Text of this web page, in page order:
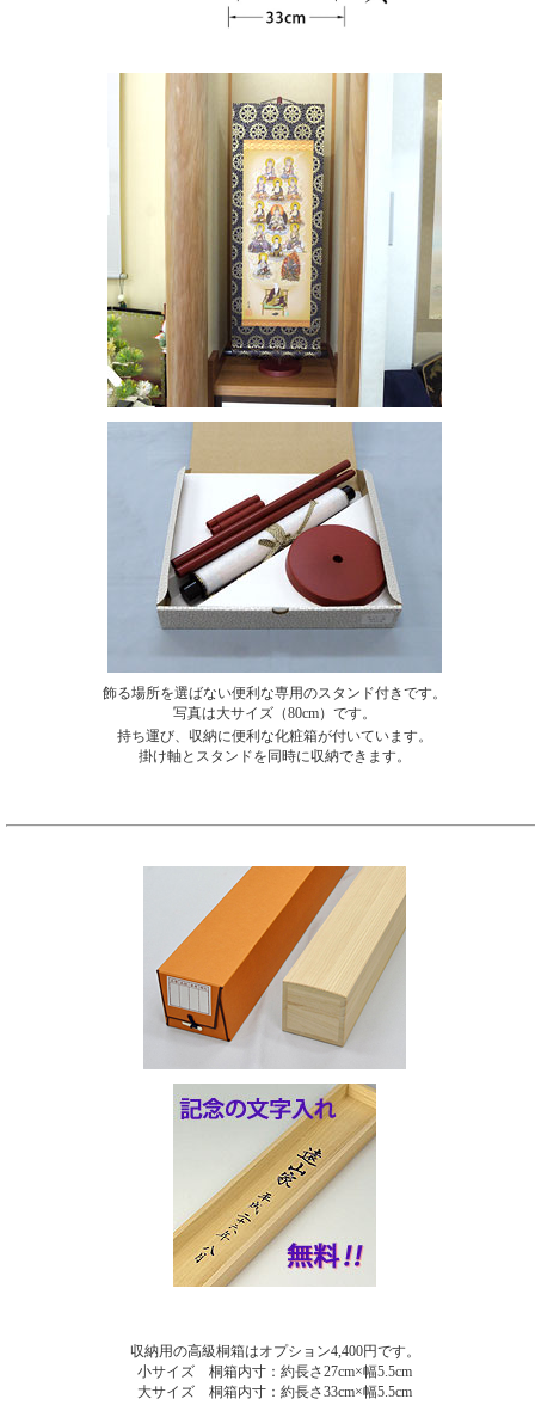
飾る場所を選ばない便利な専用のスタンド付きです。
写真は大サイズ（80cm）です。
持ち運び、収納に便利な化粧箱が付いています。
掛け軸とスタンドを同時に収納できます。
収納用の高級桐箱はオプション4,400円です。
小サイズ 桐箱内寸：約長さ27cm×幅5.5cm
大サイズ 桐箱内寸：約長さ33cm×幅5.5cm